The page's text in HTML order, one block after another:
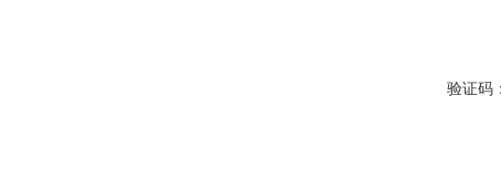
验证码：